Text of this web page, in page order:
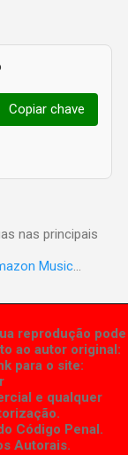
Copiar chave
nas principais
Music...
reprodução pode
ao autor original:
para o site:
e qualquer
Código Penal.
Autorais.